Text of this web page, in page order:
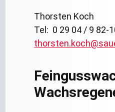
Thorsten Koch
Tel: 0 29 04 / 9 82-